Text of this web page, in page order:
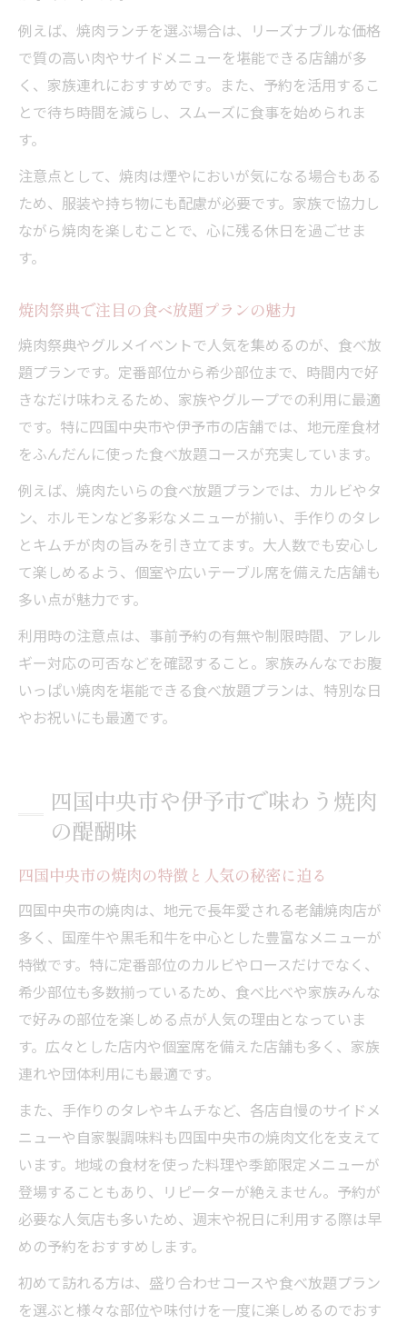
例えば、焼肉ランチを選ぶ場合は、リーズナブルな価格
で質の高い肉やサイドメニューを堪能できる店舗が多
く、家族連れにおすすめです。また、予約を活用するこ
とで待ち時間を減らし、スムーズに食事を始められま
す。
注意点として、焼肉は煙やにおいが気になる場合もある
ため、服装や持ち物にも配慮が必要です。家族で協力し
ながら焼肉を楽しむことで、心に残る休日を過ごせま
す。
焼肉祭典で注目の食べ放題プランの魅力
焼肉祭典やグルメイベントで人気を集めるのが、食べ放
題プランです。定番部位から希少部位まで、時間内で好
きなだけ味わえるため、家族やグループでの利用に最適
です。特に四国中央市や伊予市の店舗では、地元産食材
をふんだんに使った食べ放題コースが充実しています。
例えば、焼肉たいらの食べ放題プランでは、カルビやタ
ン、ホルモンなど多彩なメニューが揃い、手作りのタレ
とキムチが肉の旨みを引き立てます。大人数でも安心し
て楽しめるよう、個室や広いテーブル席を備えた店舗も
多い点が魅力です。
利用時の注意点は、事前予約の有無や制限時間、アレル
ギー対応の可否などを確認すること。家族みんなでお腹
いっぱい焼肉を堪能できる食べ放題プランは、特別な日
やお祝いにも最適です。
四国中央市や伊予市で味わう焼肉
の醍醐味
四国中央市の焼肉の特徴と人気の秘密に迫る
四国中央市の焼肉は、地元で長年愛される老舗焼肉店が
多く、国産牛や黒毛和牛を中心とした豊富なメニューが
特徴です。特に定番部位のカルビやロースだけでなく、
希少部位も多数揃っているため、食べ比べや家族みんな
で好みの部位を楽しめる点が人気の理由となっていま
す。広々とした店内や個室席を備えた店舗も多く、家族
連れや団体利用にも最適です。
また、手作りのタレやキムチなど、各店自慢のサイドメ
ニューや自家製調味料も四国中央市の焼肉文化を支えて
います。地域の食材を使った料理や季節限定メニューが
登場することもあり、リピーターが絶えません。予約が
必要な人気店も多いため、週末や祝日に利用する際は早
めの予約をおすすめします。
初めて訪れる方は、盛り合わせコースや食べ放題プラン
を選ぶと様々な部位や味付けを一度に楽しめるのでおす